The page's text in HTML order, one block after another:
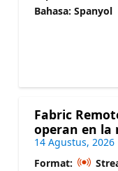
Bahasa: Spanyol
Fabric
operan en la
14 Agustus, 2026
Format: